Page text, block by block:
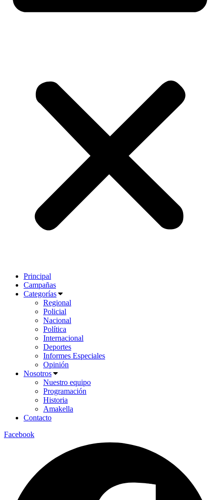
Principal
Campañas
Categorías
Regional
Policial
Nacional
Política
Internacional
Deportes
Informes Especiales
Opinión
Nosotros
Nuestro equipo
Programación
Historia
Amakella
Contacto
Facebook